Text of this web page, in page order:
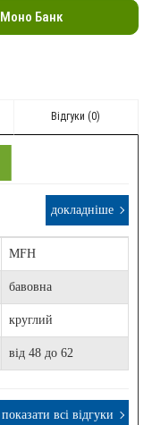
Моно Банк
Відгуки (0)
докладніше
MFH
бавовна
круглий
від 48 до 62
показати всі відгуки